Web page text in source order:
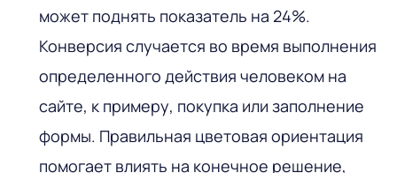
может поднять показатель на 24%.
Конверсия случается во время выполнения
определенного действия человеком на
сайте, к примеру, покупка или заполнение
формы. Правильная цветовая ориентация
помогает влиять на конечное решение,